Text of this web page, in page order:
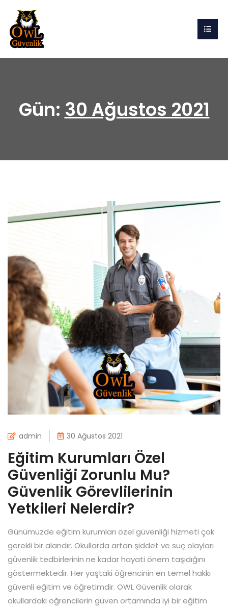
Gün: 30 Ağustos 2021
admin 30 Ağustos 2021
Eğitim Kurumları Özel
Güvenliği Zorunlu Mu?
Güvenlik Görevlilerinin
Yetkileri Nelerdir?
Günümüzde eğitim kurumları özel güvenliği hizmeti çok
gerekli bir alandır. Okullarda artan şiddet ve suç olayları
güvenlik tedbirlerinin ne kadar hayati önem taşıdığını
göstermektedir. Her yaştaki öğrencinin en temel hakkı
güvenli eğitim ve öğretimdir. OWL Güvenlik olarak
okullardaki öğrencilerin güven ortamında iyi bir eğitim